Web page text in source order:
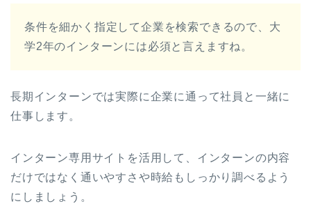
条件を細かく指定して企業を検索できるので、大
学2年のインターンには必須と言えますね。
長期インターンでは実際に企業に通って社員と一緒に
仕事します。
インターン専用サイトを活用して、インターンの内容
だけではなく通いやすさや時給もしっかり調べるよう
にしましょう。